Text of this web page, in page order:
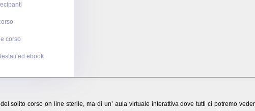
corso
ed ebook
solito corso on line sterile, ma di un’ aula virtuale interattiva dove tutti ci potremo